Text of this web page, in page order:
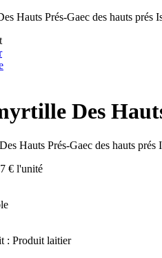
Hauts Prés-Gaec des hauts prés
Des
€ l'unité
: Produit laitier